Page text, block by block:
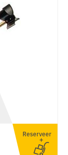
Reserveer